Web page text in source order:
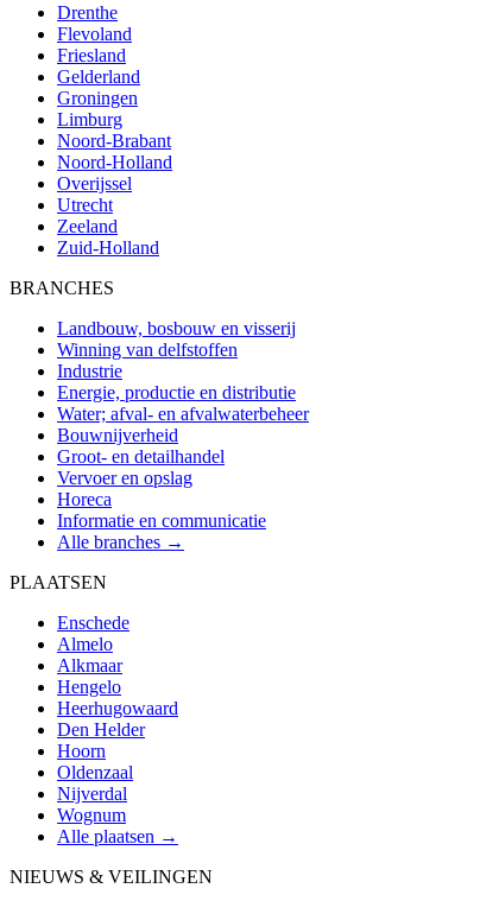
Drenthe
Flevoland
Friesland
Gelderland
Groningen
Limburg
Noord-Brabant
Noord-Holland
Overijssel
Utrecht
Zeeland
Zuid-Holland
BRANCHES
Landbouw, bosbouw en visserij
Winning van delfstoffen
Industrie
Energie, productie en distributie
Water; afval- en afvalwaterbeheer
Bouwnijverheid
Groot- en detailhandel
Vervoer en opslag
Horeca
Informatie en communicatie
Alle branches →
PLAATSEN
Enschede
Almelo
Alkmaar
Hengelo
Heerhugowaard
Den Helder
Hoorn
Oldenzaal
Nijverdal
Wognum
Alle plaatsen →
NIEUWS & VEILINGEN